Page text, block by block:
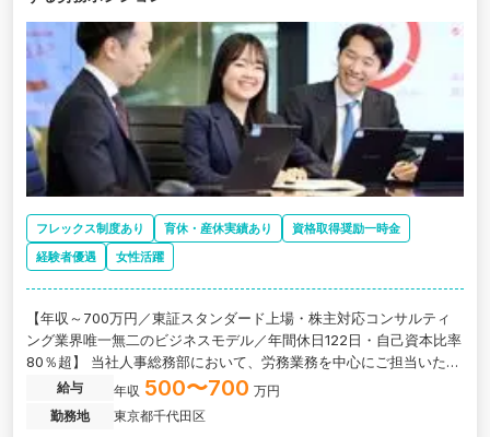
フレックス制度あり 育休・産休実績あり
資格取得奨励一時金
経験者優遇
女性活躍
【年収～700万円／東証スタンダード上場・株主対応コンサルティ
ング業界唯一無二のビジネスモデル／年間休日122日・自己資本比率
80％超】 当社人事総務部において、労務業務を中心にご担当いただ
きます。 これまでのご経験に応じて、給与計算や社会保険手続き、
勤怠管理などの実務からスタートし、将来的には人事制度や労務企
画など幅広い業務にも携わっていただきます。
給与 年収 500〜700 万円
勤務地
東京都千代田区